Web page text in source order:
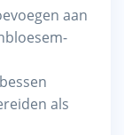
aan
als